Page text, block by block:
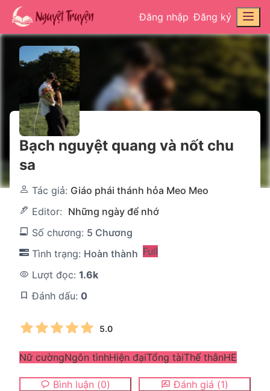
Đăng nhập Đăng ký
Bạch nguyệt quang và nốt chu
sa
Tác giả: Giáo phái thánh hỏa Meo Meo
Editor: Những ngày để nhớ
Số chương: 5 Chương
Tình trạng: Hoàn thành Full
Lượt đọc: 1.6k
Đánh dấu: 0
5.0
Nữ cườngNgôn tìnhHiện đạiTổng tàiThế thânHE
Bình luận (0) Đánh giá (1)